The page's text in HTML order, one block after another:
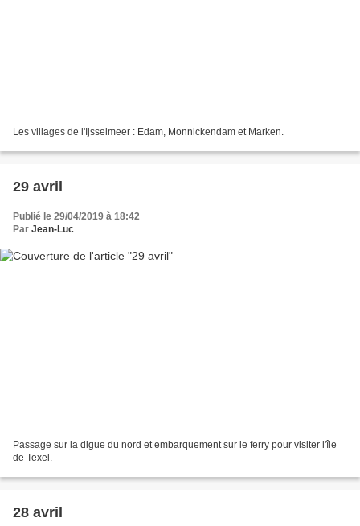
Les villages de l'Ijsselmeer : Edam, Monnickendam et Marken.
29 avril
Publié le 29/04/2019 à 18:42
Par Jean-Luc
Passage sur la digue du nord et embarquement sur le ferry pour visiter l'île
de Texel.
28 avril